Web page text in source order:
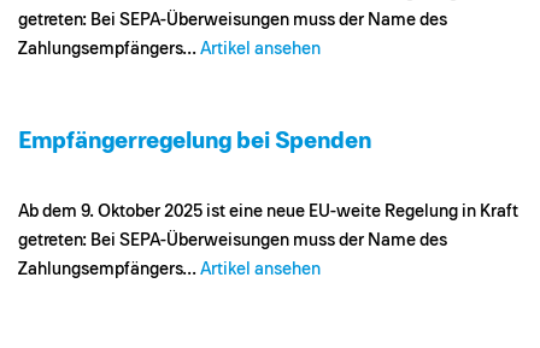
getreten: Bei SEPA-Überweisungen muss der Name des
Zahlungsempfängers... Artikel ansehen
Empfängerregelung bei Spenden
Ab dem 9. Oktober 2025 ist eine neue EU-weite Regelung in Kraft
getreten: Bei SEPA-Überweisungen muss der Name des
Zahlungsempfängers... Artikel ansehen